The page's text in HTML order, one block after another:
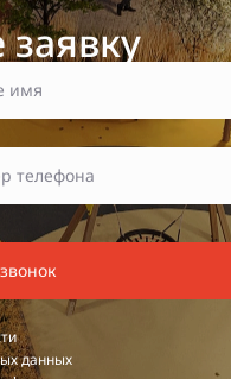
заявку
данных